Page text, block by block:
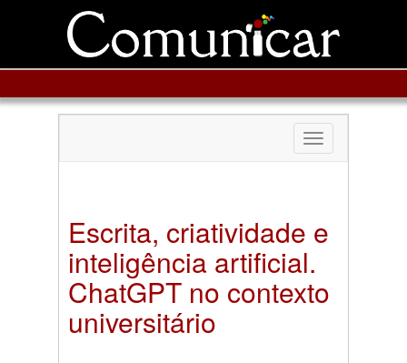
Toggle
navigation
Escrita, criatividade e
inteligência artificial.
ChatGPT no contexto
universitário